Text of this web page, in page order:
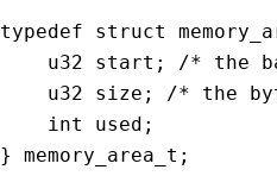
typedef struct
    u32 start
;
/* the
    u32 size
;
/* the
    int used
;
}
memory_area_t ;